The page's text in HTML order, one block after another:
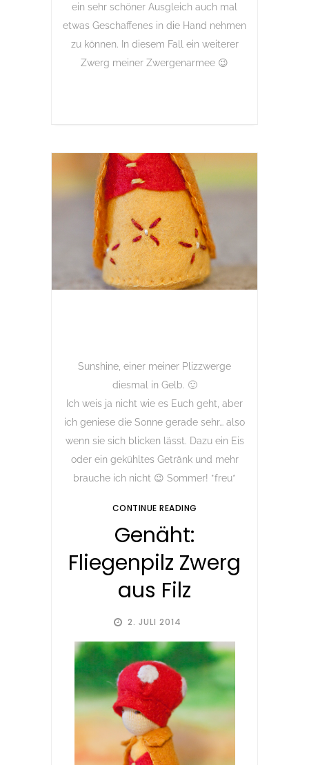
ein sehr schöner Ausgleich auch mal
etwas Geschaffenes in die Hand nehmen
zu können. In diesem Fall ein weiterer
Zwerg meiner Zwergenarmee 😉
2. JULI 2014
Genäht:
Fliegenpilz Zwerg
aus Filz
Sunshine, einer meiner Plizzwerge
diesmal in Gelb. 🙂
Ich weis ja nicht wie es Euch geht, aber
ich geniese die Sonne gerade sehr… also
wenn sie sich blicken lässt. Dazu ein Eis
oder ein gekühltes Getränk und mehr
brauche ich nicht 😉 Sommer! *freu*
CONTINUE READING